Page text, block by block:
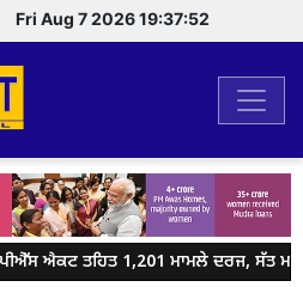
Fri Aug 7 2026 19:37:52
ਐਕਟ ਤਹਿਤ 1,201 ਮਾਮਲੇ ਦਰਜ, ਸੱਤ